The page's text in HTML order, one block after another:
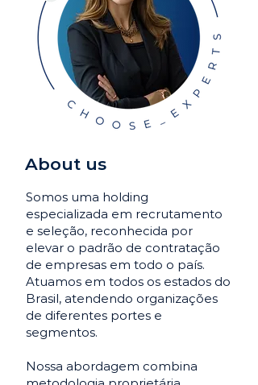
About us
Somos uma holding
especializada em recrutamento
e seleção, reconhecida por
elevar o padrão de contratação
de empresas em todo o país.
Atuamos em todos os estados do
Brasil, atendendo organizações
de diferentes portes e
segmentos.
Nossa abordagem combina